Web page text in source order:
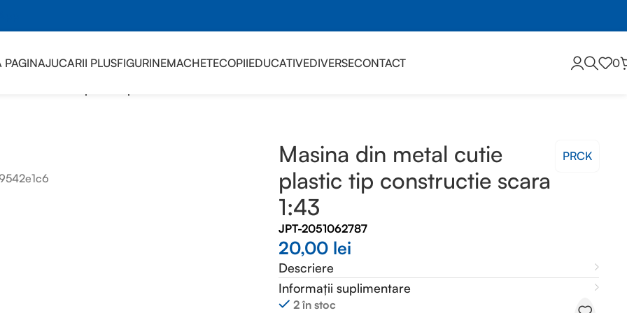
PAGINAJUCARII PLUSFIGURINEMACHETECOPIIEDUCATIVEDIVERSECONTACT
0
Masina din metal cutie
plastic tip constructie scara
1:43
PRCK
JPT-2051062787
20,00 lei
Descriere
Informații suplimentare
2 în stoc